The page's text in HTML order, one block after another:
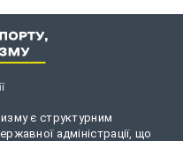
є структурним
адміністрації, що